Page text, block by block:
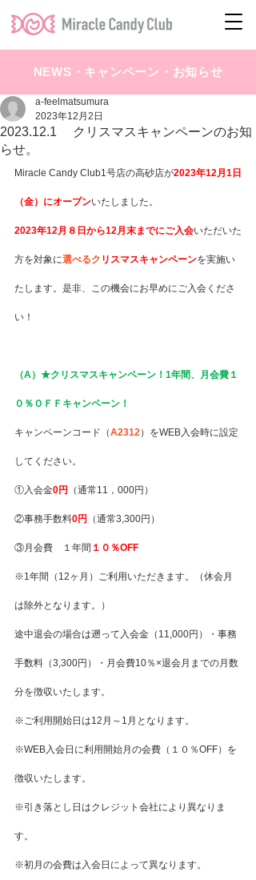
NEWS・キャンペーン・お知らせ
2023.12.1 クリスマスキャンペーンのお知
らせ。
a-feelmatsumura
2023年12月2日
Miracle Candy Club1号店の高砂店が2023年12月1日
（金）にオープンいたしました。
2023年12月８日から12月末までにご入会いただいた
方を対象に選べるク リスマスキャンペーンを実施い
たします。是非、この機会にお早めにご入会くださ
い！
（A）★クリスマスキャンペーン！1年間、月会費１
０％ＯＦＦキャンペーン！
キャンペーンコード（A2312）をWEB入会時に設定
してください。
①入会金0円 （通常11，000円）
②事務手数料0円 （通常3,300円）
③月会費　１年間 １０％OFF
※1年間（12ヶ月）ご利用いただきます。（休会月
は除外となります。）
途中退会の場合は遡って入会金（11,000円）・事務
手数料（3,300円）・月会費10％×退会月までの月数
分を徴収いたします。
※ご利用開始日は12月～1月となります。
※WEB入会日に利用開始月の会費（１０％OFF）を
徴収いたします。
※引き落とし日はクレジット会社により異なりま
す。
※初月の会費は入会日によって異なります。